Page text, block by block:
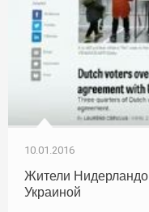
10.01.2016
Жители
Украиной